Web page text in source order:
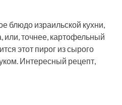
блюдо израильской кухни,
или, точнее, картофельный
этот пирог из сырого
Интересный рецепт,